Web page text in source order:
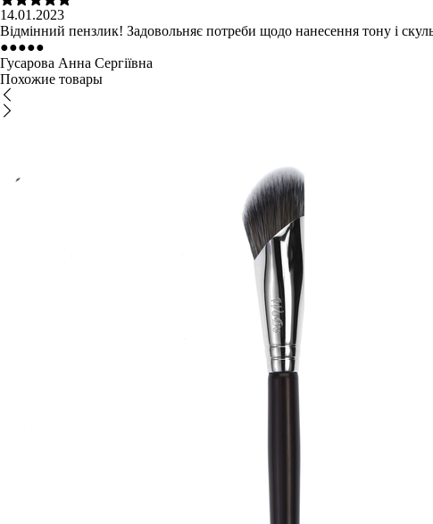
14.01.2023
Відмінний пензлик! Задовольняє потреби щодо нанесення тону і
●●●●●
Гусарова Анна Сергіївна
Похожие товары